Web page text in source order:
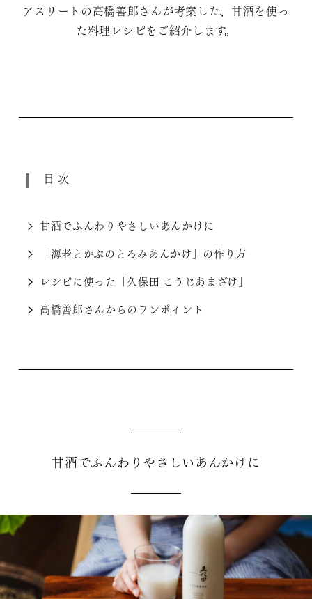
アスリートの高橋善郎さんが考案した、甘酒を使っ
た料理レシピをご紹介します。
目次
甘酒でふんわりやさしいあんかけに
「海老とかぶのとろみあんかけ」の作り方
レシピに使った「久保田 こうじあまざけ」
高橋善郎さんからのワンポイント
甘酒でふんわりやさしいあんかけに